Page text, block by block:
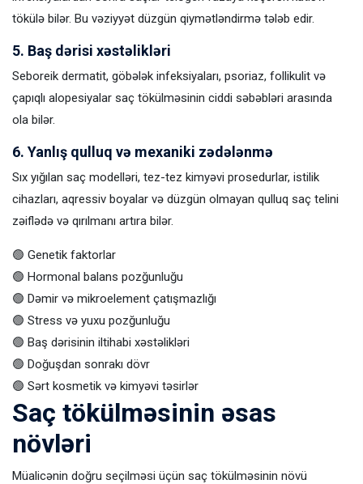
tökülə bilər. Bu vəziyyət düzgün qiymətləndirmə tələb edir.
5. Baş dərisi xəstəlikləri
Seboreik dermatit, göbələk infeksiyaları, psoriaz, follikulit və
çapıqlı alopesiyalar saç tökülməsinin ciddi səbəbləri arasında
ola bilər.
6. Yanlış qulluq və mexaniki zədələnmə
Sıx yığılan saç modelləri, tez-tez kimyəvi prosedurlar, istilik
cihazları, aqressiv boyalar və düzgün olmayan qulluq saç telini
zəiflədə və qırılmanı artıra bilər.
🟢 Genetik faktorlar
🟢 Hormonal balans pozğunluğu
🟢 Dəmir və mikroelement çatışmazlığı
🟢 Stress və yuxu pozğunluğu
🟢 Baş dərisinin iltihabi xəstəlikləri
🟢 Doğuşdan sonrakı dövr
🟢 Sərt kosmetik və kimyəvi təsirlər
Saç tökülməsinin əsas
növləri
Müalicənin doğru seçilməsi üçün saç tökülməsinin növü